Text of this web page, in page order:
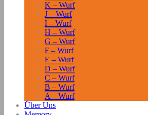
K – Wurf
J – Wurf
I – Wurf
H – Wurf
G – Wurf
F – Wurf
E – Wurf
D – Wurf
C – Wurf
B – Wurf
A – Wurf
Über Uns